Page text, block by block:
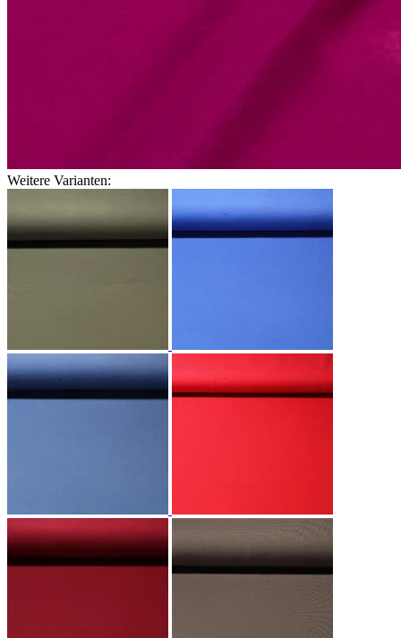
Weitere Varianten: